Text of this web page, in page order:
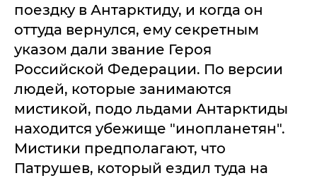
поездку в Антарктиду, и когда он
оттуда вернулся, ему секретным
указом дали звание Героя
Российской Федерации. По версии
людей, которые занимаются
мистикой, подо льдами Антарктиды
находится убежище "инопланетян".
Мистики предполагают, что
Патрушев, который ездил туда на